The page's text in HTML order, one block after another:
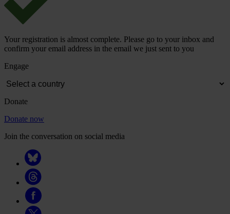
Your registration is almost complete. Please go to your inbox and
confirm your email address in the email we just sent to you
Engage
Donate
Donate now
Join the conversation on social media